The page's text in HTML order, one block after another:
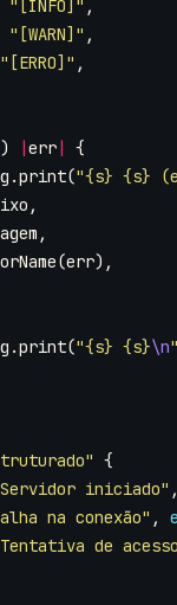
"[INFO]" ,
"[WARN]" ,
"[ERRO]" ,
) |err|
{
.print("{s} {s}
,
,
(err),
.print("{s} {s}\n"
{
iniciado" ,
na conexão" ,
de